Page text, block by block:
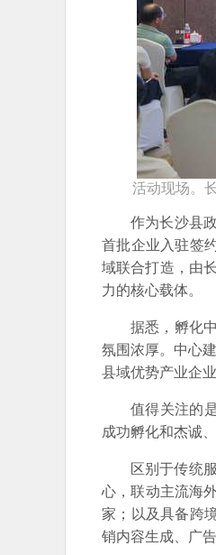
活动现场。
作为长沙县
首批企业入驻签
域联合打造，由
力的核心载体。
据悉，孵化
氛围浓厚。中心
县域优势产业企业
值得关注的
成功孵化和杰诚
区别于传统
心，联动主流海
家；以及具备跨
销内容生成、广